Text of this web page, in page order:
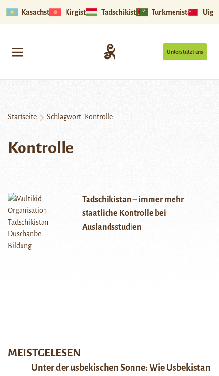
Kasachstan Kirgistan Tadschikistan Turkmenistan
Unterstützt uns
Startseite Schlagwort: Kontrolle
Kontrolle
Tadschikistan – immer mehr
staatliche Kontrolle bei
Auslandsstudien
MEISTGELESEN
Unter der usbekischen Sonne: Wie Usbekistan